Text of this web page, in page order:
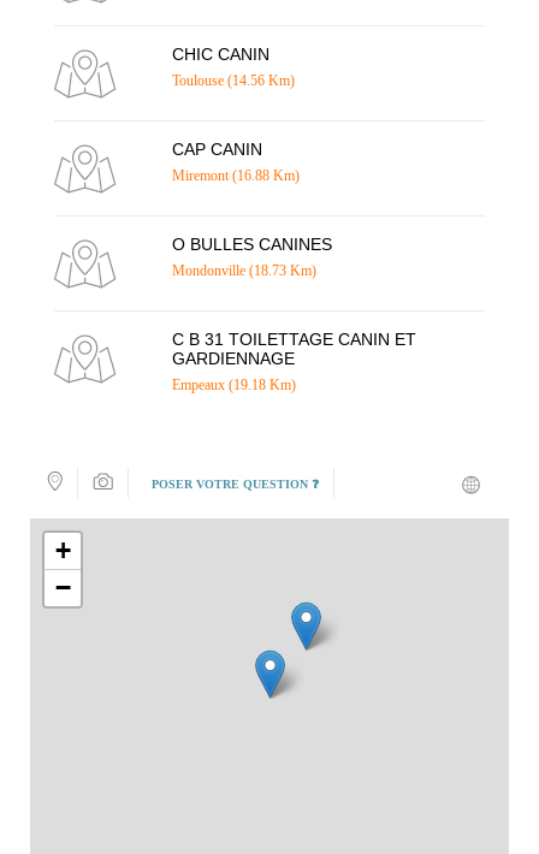
CHIC CANIN
Toulouse (14.56 Km)
CAP CANIN
Miremont (16.88 Km)
O BULLES CANINES
Mondonville (18.73 Km)
C B 31 TOILETTAGE CANIN ET
GARDIENNAGE
Empeaux (19.18 Km)
POSER VOTRE QUESTION ❓
+
−